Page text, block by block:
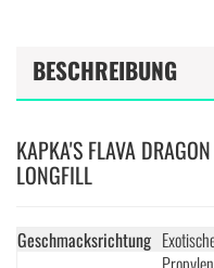
BESCHREIBUNG
KAPKA'S FLAVA
LONGFILL
Geschmacksrichtung